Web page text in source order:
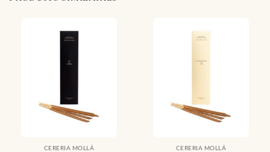
CERERIA MOLLÁ CERERIA MOLLÁ